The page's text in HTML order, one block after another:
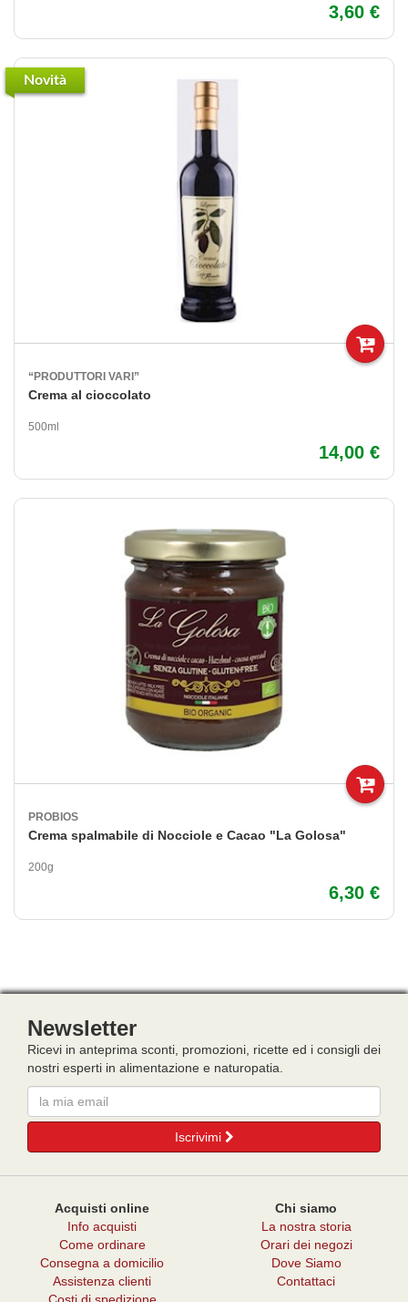
3,60 €
Novità
“PRODUTTORI VARI”
Crema al cioccolato
500ml
14,00 €
PROBIOS
Crema spalmabile di Nocciole e Cacao "La Golosa"
200g
6,30 €
Newsletter
Ricevi in anteprima sconti, promozioni, ricette ed i consigli dei
nostri esperti in alimentazione e naturopatia.
Email
Iscrivimi
Acquisti online
Info acquisti
Come ordinare
Consegna a domicilio
Assistenza clienti
Chi siamo
La nostra storia
Orari dei negozi
Dove Siamo
Contattaci